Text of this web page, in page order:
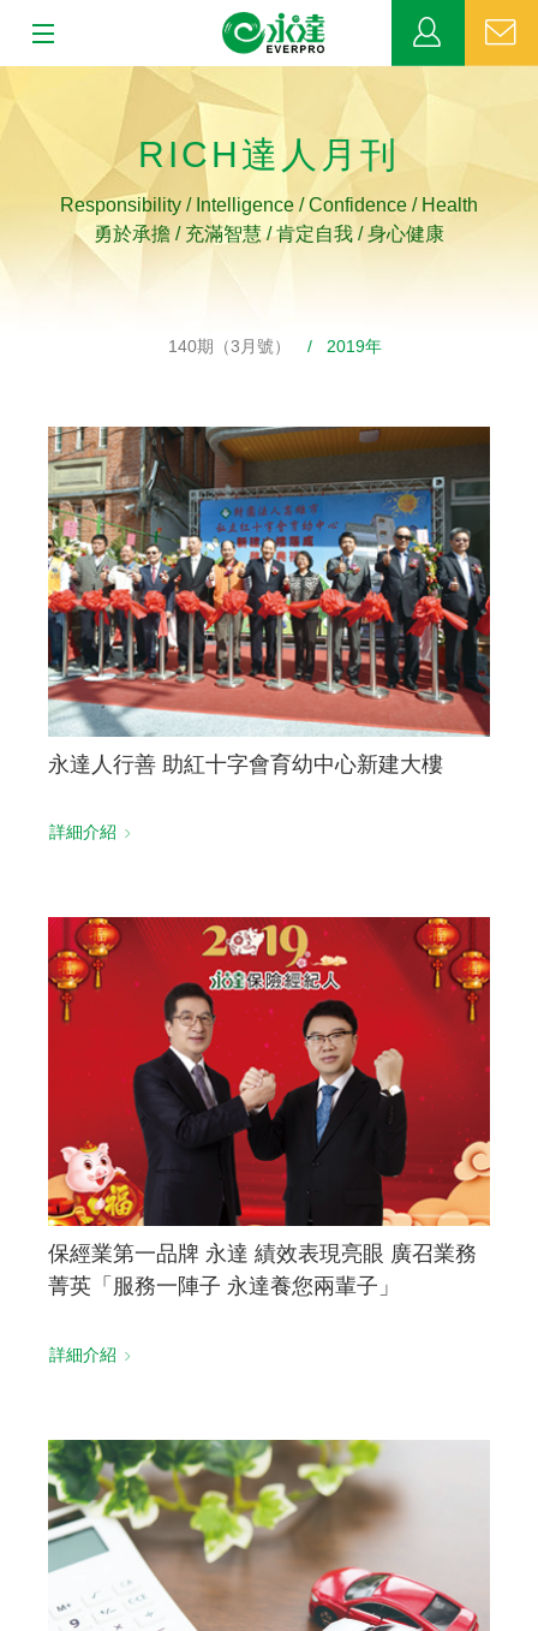
業務發展
MDRT
客戶服務
網站連結
聯絡我們
RICH達人月刊
Responsibility / Intelligence / Confidence / Health
勇於承擔 / 充滿智慧 / 肯定自我 / 身心健康
140期（3月號） / 2019年
永達人行善 助紅十字會育幼中心新建大樓
詳細介紹
保經業第一品牌 永達 績效表現亮眼 廣召業務
菁英「服務一陣子 永達養您兩輩子」
詳細介紹